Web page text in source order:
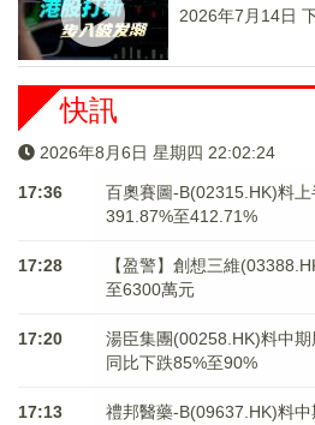
2026年7月14日
快訊
2026年8月6日 星期四 22:02:24
17:36
百奧賽圖-B(02315.HK)料
391.87%至412.71%
17:28
【盈警】創想三維
至6300萬元
17:20
湯臣集團(00258.HK)料中
同比下跌85%至90%
17:13
禮邦醫藥-B(09637.HK)料